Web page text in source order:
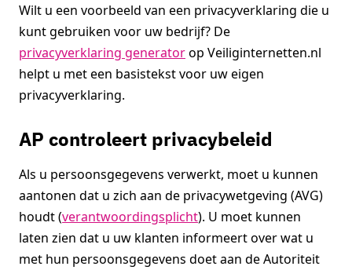
Wilt u een voorbeeld van een privacyverklaring die u
kunt gebruiken voor uw bedrijf? De
privacyverklaring generatorop Veiliginternetten.nl
helpt u met een basistekst voor uw eigen
privacyverklaring.
AP controleert privacybeleid
Als u persoonsgegevens verwerkt, moet u kunnen
aantonen dat u zich aan de privacywetgeving (AVG)
houdt (verantwoordingsplicht). U moet kunnen
laten zien dat u uw klanten informeert over wat u
met hun persoonsgegevens doet aan de Autoriteit